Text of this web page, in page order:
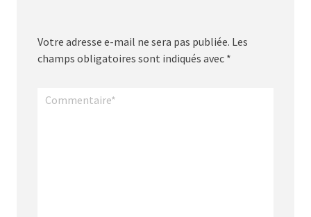
Votre adresse e-mail ne sera pas publiée. Les
champs obligatoires sont indiqués avec *